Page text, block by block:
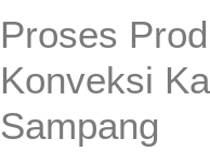
Proses
Konveksi
Sampang